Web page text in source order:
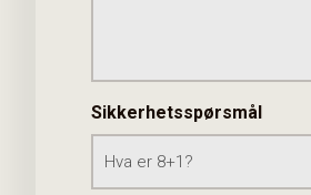
Sikkerhetsspørsmål